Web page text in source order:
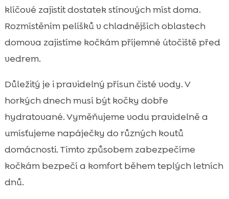
klíčové zajistit dostatek stínových míst doma.
Rozmístěním pelíšků v chladnějších oblastech
domova zajistíme kočkám příjemné útočiště před
vedrem.
Důležitý je i pravidelný přísun čisté vody. V
horkých dnech musí být kočky dobře
hydratované. Vyměňujeme vodu pravidelně a
umísťujeme napáječky do různých koutů
domácnosti. Tímto způsobem zabezpečíme
kočkám bezpečí a komfort během teplých letních
dnů.